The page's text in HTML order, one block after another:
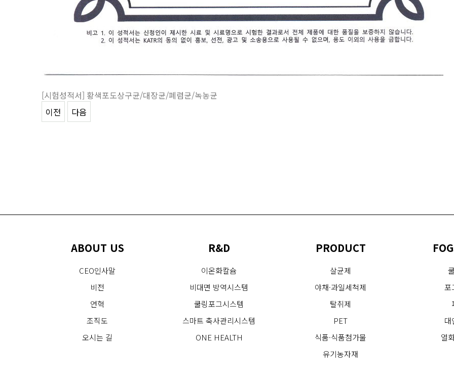
[시험성적서] 황색포도상구균/대장균/폐렴균/녹농균
이전
다음
ABOUT US
CEO인사말
비전
연혁
조직도
오시는 길
R&D
이온화칼슘
비대면 방역시스템
쿨링포그시스템
스마트 축사관리시스템
ONE HEALTH
PRODUCT
살균제
야채·과일세척제
탈취제
PET
식품·식품첨가물
유기농자재
포
대
열